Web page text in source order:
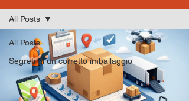
All Posts
Segreti di un corretto imballaggio
All Posts